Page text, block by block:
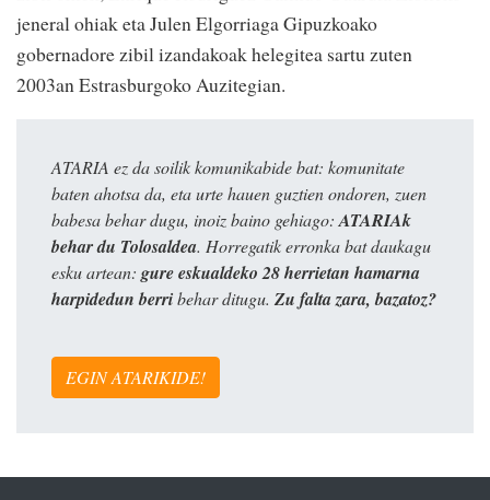
jeneral ohiak eta Julen Elgorriaga Gipuzkoako
gobernadore zibil izandakoak helegitea sartu zuten
2003an Estrasburgoko Auzitegian.
ATARIA ez da soilik komunikabide bat: komunitate
baten ahotsa da, eta urte hauen guztien ondoren, zuen
babesa behar dugu, inoiz baino gehiago: ATARIAk
behar du Tolosaldea. Horregatik erronka bat daukagu
esku artean: gure eskualdeko 28 herrietan hamarna
harpidedun berribehar ditugu. Zu falta zara, bazatoz?
EGIN ATARIKIDE!